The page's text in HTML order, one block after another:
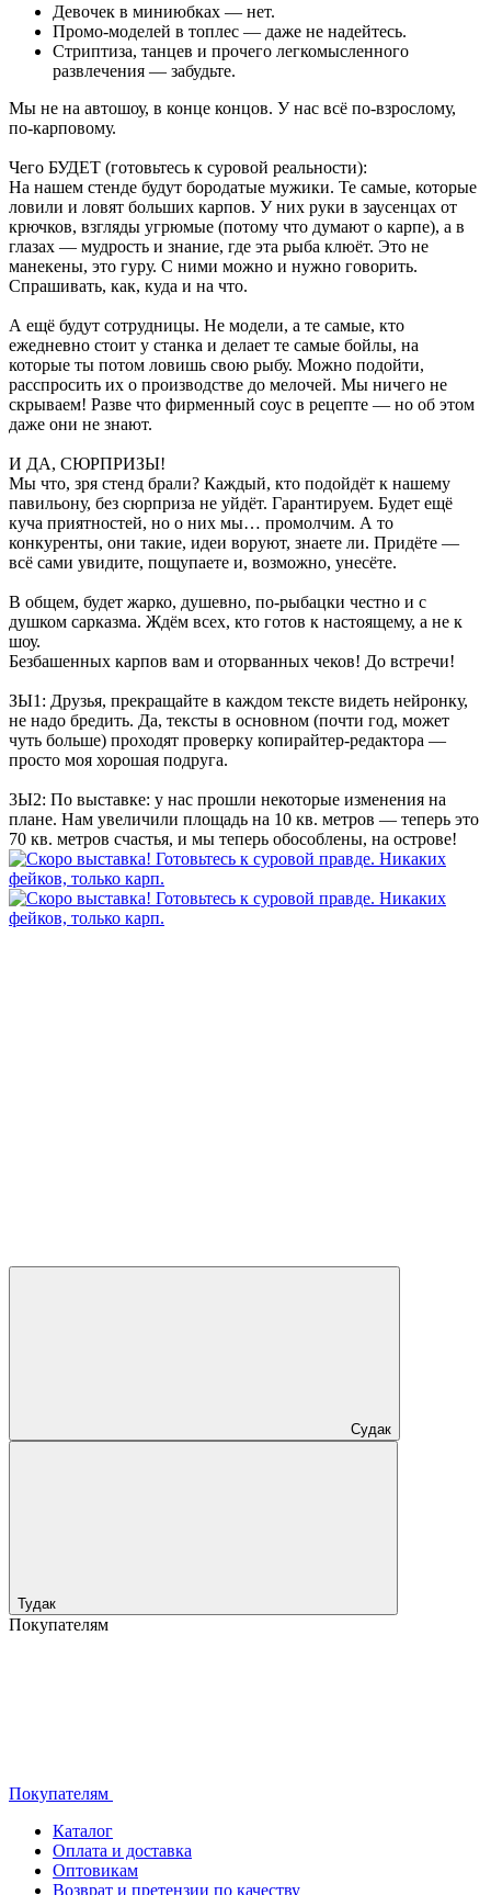
Девочек в миниюбках — нет.
Промо-моделей в топлес — даже не надейтесь.
Стриптиза, танцев и прочего легкомысленного
развлечения — забудьте.
Мы не на автошоу, в конце концов. У нас всё по-взрослому,
по-карповому.
Чего БУДЕТ (готовьтесь к суровой реальности):
На нашем стенде будут бородатые мужики. Те самые, которые
ловили и ловят больших карпов. У них руки в заусенцах от
крючков, взгляды угрюмые (потому что думают о карпе), а в
глазах — мудрость и знание, где эта рыба клюёт. Это не
манекены, это гуру.‍ С ними можно и нужно говорить.
Спрашивать, как, куда и на что.
А ещё будут сотрудницы.‍ Не модели, а те самые, кто
ежедневно стоит у станка и делает те самые бойлы, на
которые ты потом ловишь свою рыбу. Можно подойти,
расспросить их о производстве до мелочей. Мы ничего не
скрываем! Разве что фирменный соус в рецепте — но об этом
даже они не знают.
И ДА, СЮРПРИЗЫ!
Мы что, зря стенд брали? Каждый, кто подойдёт к нашему
павильону, без сюрприза не уйдёт. Гарантируем. Будет ещё
куча приятностей, но о них мы… промолчим. А то
конкуренты, они такие, идеи воруют, знаете ли. Придёте —
всё сами увидите, пощупаете и, возможно, унесёте.
В общем, будет жарко, душевно, по-рыбацки честно и с
душком сарказма. Ждём всех, кто готов к настоящему, а не к
шоу.
Безбашенных карпов вам и оторванных чеков! До встречи!
ЗЫ1: Друзья, прекращайте в каждом тексте видеть нейронку,
не надо бредить. Да, тексты в основном (почти год, может
чуть больше) проходят проверку копирайтер-редактора —
просто моя хорошая подруга.
3Ы2: По выставке: у нас прошли некоторые изменения на
плане. Нам увеличили площадь на 10 кв. метров — теперь это
70 кв. метров счастья, и мы теперь обособлены, на острове!
Судак
Тудак
Покупателям
Покупателям
Каталог
Оплата и доставка
Оптовикам
Возврат и претензии по качеству